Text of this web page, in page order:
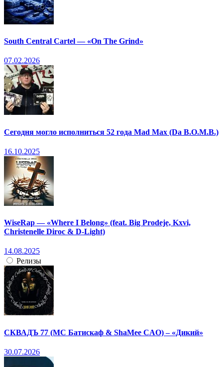
South Central Cartel — «On The Grind»
07.02.2026
Сегодня могло исполниться 52 года Mad Max (Da B.O.M.B.)
16.10.2025
WiseRap — «Where I Belong» (feat. Big Prodeje, Kxvi,
Christenelle Diroc & D-Light)
14.08.2025
Релизы
СКВАДЪ 77 (МС Батискаф & ShaMee CAO) – «Дикий»
30.07.2026